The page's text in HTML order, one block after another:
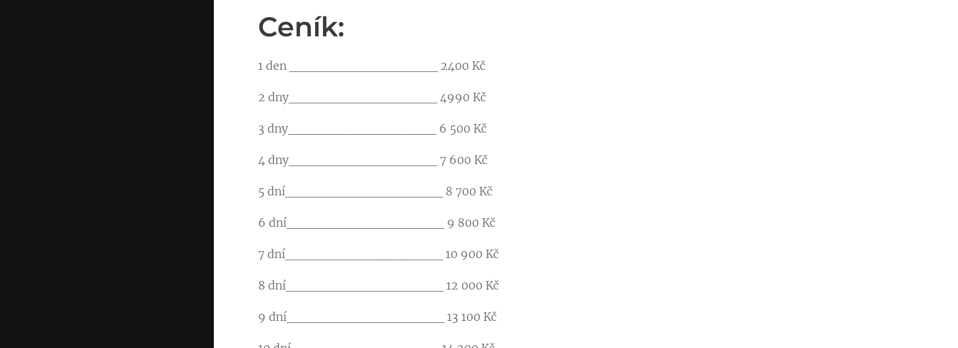
Ceník:
1 den ________________ 2400 Kč
2 dny________________ 4990 Kč
3 dny________________ 6 500 Kč
4 dny________________ 7 600 Kč
5 dní_________________ 8 700 Kč
6 dní_________________ 9 800 Kč
7 dní_________________ 10 900 Kč
8 dní_________________ 12 000 Kč
9 dní_________________ 13 100 Kč